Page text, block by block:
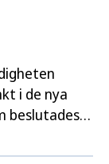
i de nya
beslutades
en god och